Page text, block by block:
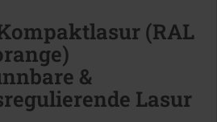
(RAL
&
Lasur